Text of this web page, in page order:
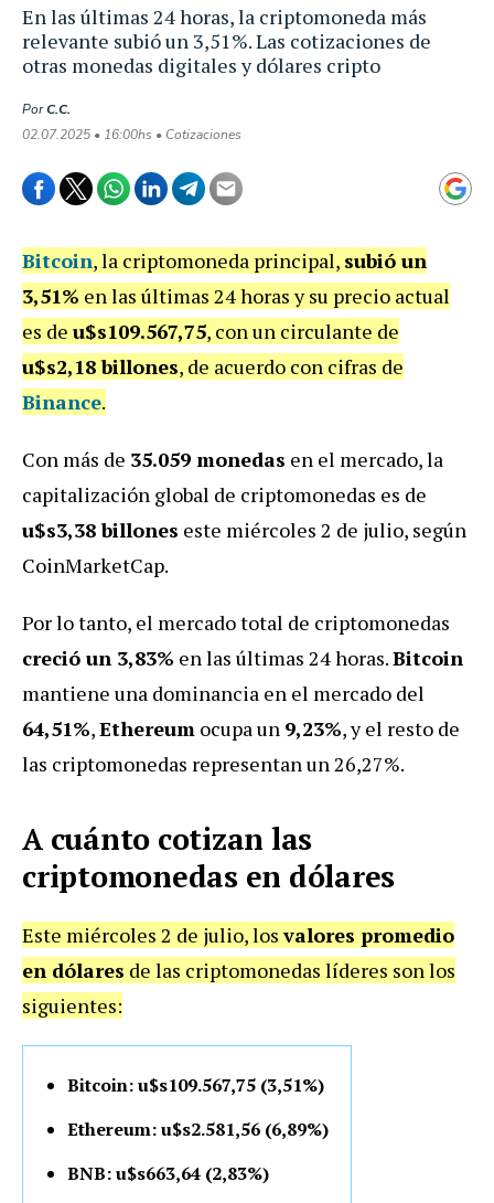
En las últimas 24 horas, la criptomoneda más
relevante subió un 3,51%. Las cotizaciones de
otras monedas digitales y dólares cripto
PorC.C.
02.07.2025 • 16:00hs • Cotizaciones
Bitcoin, la criptomoneda principal, subió un
3,51% en las últimas 24 horas y su precio actual
es de u$s109.567,75, con un circulante de
u$s2,18 billones, de acuerdo con cifras de
Binance.
Con más de 35.059 monedas en el mercado, la
capitalización global de criptomonedas es de
u$s3,38 billones este miércoles 2 de julio, según
CoinMarketCap.
Por lo tanto, el mercado total de criptomonedas
creció un 3,83% en las últimas 24 horas.Bitcoin
mantiene una dominancia en el mercado del
64,51%,Ethereum ocupa un 9,23%, y el resto de
las criptomonedas representan un 26,27%.
A cuánto cotizan las
criptomonedas en dólares
Este miércoles 2 de julio, losvalores promedio
en dólares de las criptomonedas líderes son los
siguientes:
Bitcoin: u$s109.567,75 (3,51%)
Ethereum: u$s2.581,56 (6,89%)
BNB: u$s663,64 (2,83%)